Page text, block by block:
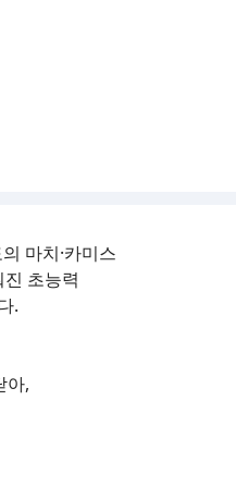
마치·카미스
초능력
.
아,